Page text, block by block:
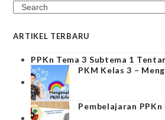
Search
ARTIKEL TERBARU
PPKn Tema 3 Subtema 1
PKM Kelas 3 –
Pembelajaran PPKn